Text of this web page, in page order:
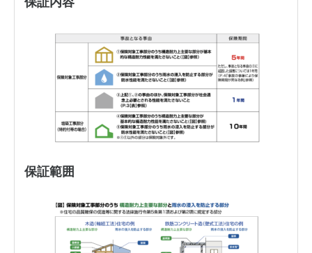
保証範囲